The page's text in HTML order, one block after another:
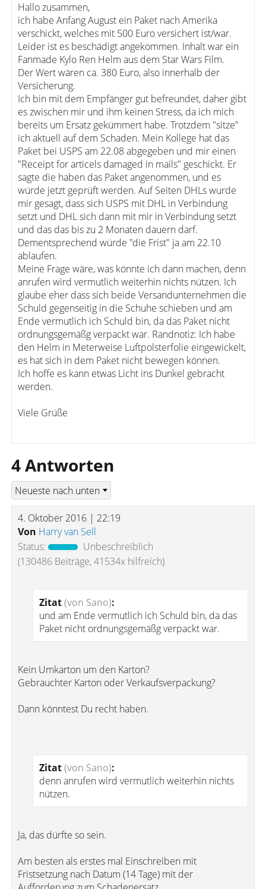
Hallo zusammen,
ich habe Anfang August ein Paket nach Amerika
verschickt, welches mit 500 Euro versichert ist/war.
Leider ist es beschädigt angekommen. Inhalt war ein
Fanmade Kylo Ren Helm aus dem Star Wars Film.
Der Wert wären ca. 380 Euro, also innerhalb der
Versicherung.
Ich bin mit dem Empfänger gut befreundet, daher gibt
es zwischen mir und ihm keinen Stress, da ich mich
bereits um Ersatz gekümmert habe. Trotzdem "sitze"
ich aktuell auf dem Schaden. Mein Kollege hat das
Paket bei USPS am 22.08 abgegeben und mir einen
"Receipt for articels damaged in mails" geschickt. Er
sagte die haben das Paket angenommen, und es
würde jetzt geprüft werden. Auf Seiten DHLs wurde
mir gesagt, dass sich USPS mit DHL in Verbindung
setzt und DHL sich dann mit mir in Verbindung setzt
und das das bis zu 2 Monaten dauern darf.
Dementsprechend würde "die Frist" ja am 22.10
ablaufen.
Meine Frage wäre, was könnte ich dann machen, denn
anrufen wird vermutlich weiterhin nichts nützen. Ich
glaube eher dass sich beide Versandunternehmen die
Schuld gegenseitig in die Schuhe schieben und am
Ende vermutlich ich Schuld bin, da das Paket nicht
ordnungsgemäßg verpackt war. Randnotiz: Ich habe
den Helm in Meterweise Luftpolsterfolie eingewickelt,
es hat sich in dem Paket nicht bewegen können.
Ich hoffe es kann etwas Licht ins Dunkel gebracht
werden.
Viele Grüße
4 Antworten
4. Oktober 2016 | 22:19
Von Harry van Sell
Status:
Unbeschreiblich
(130486 Beiträge, 41534x hilfreich)
Zitat(von Sano):
und am Ende vermutlich ich Schuld bin, da das
Paket nicht ordnungsgemäßg verpackt war.
Kein Umkarton um den Karton?
Gebrauchter Karton oder Verkaufsverpackung?
Dann könntest Du recht haben.
Zitat(von Sano):
denn anrufen wird vermutlich weiterhin nichts
nützen.
Ja, das dürfte so sein.
Am besten als erstes mal Einschreiben mit
Fristsetzung nach Datum (14 Tage) mit der